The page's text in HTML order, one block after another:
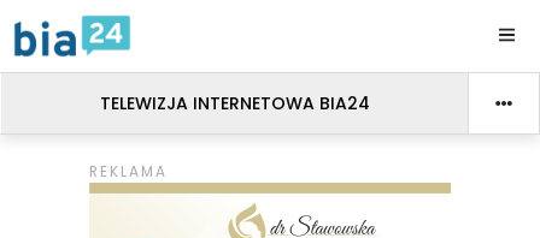
TELEWIZJA INTERNETOWA BIA24